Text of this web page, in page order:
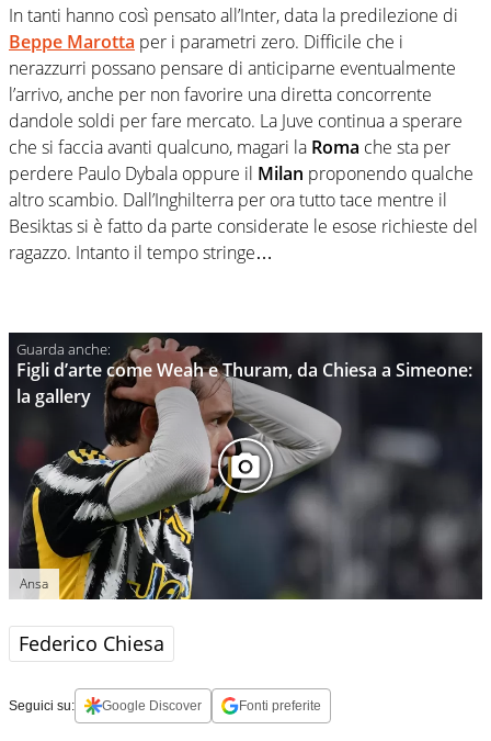
In tanti hanno così pensato all’Inter, data la predilezione di
Beppe Marotta per i parametri zero. Difficile che i
nerazzurri possano pensare di anticiparne eventualmente
l’arrivo, anche per non favorire una diretta concorrente
dandole soldi per fare mercato. La Juve continua a sperare
che si faccia avanti qualcuno, magari la Roma che sta per
perdere Paulo Dybala oppure il Milan proponendo qualche
altro scambio. Dall’Inghilterra per ora tutto tace mentre il
Besiktas si è fatto da parte considerate le esose richieste del
ragazzo. Intanto il tempo stringe…
Figli d’arte come Weah e Thuram, da Chiesa a Simeone:
la gallery
Ansa
Federico Chiesa
Seguici su: Google Discover Fonti preferite